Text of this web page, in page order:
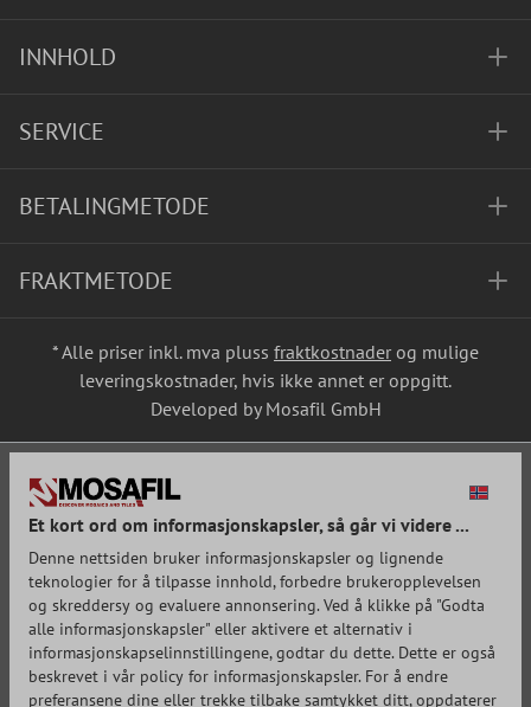
INNHOLD
SERVICE
BETALINGMETODE
FRAKTMETODE
* Alle priser inkl. mva pluss fraktkostnader og mulige
leveringskostnader, hvis ikke annet er oppgitt.
Developed by Mosafil GmbH
Et kort ord om informasjonskapsler, så går vi videre ...
Denne nettsiden bruker informasjonskapsler og lignende
teknologier for å tilpasse innhold, forbedre brukeropplevelsen
og skreddersy og evaluere annonsering. Ved å klikke på "Godta
alle informasjonskapsler" eller aktivere et alternativ i
informasjonskapselinnstillingene, godtar du dette. Dette er også
beskrevet i vår policy for informasjonskapsler. For å endre
preferansene dine eller trekke tilbake samtykket ditt, oppdaterer